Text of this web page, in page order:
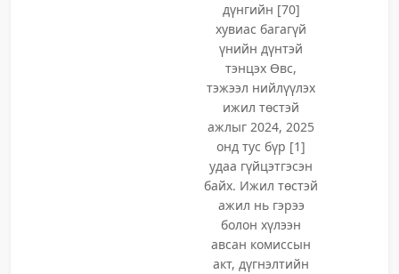
дүнгийн [70]
хувиас багагүй
үнийн дүнтэй
тэнцэх Өвс,
тэжээл нийлүүлэх
ижил төстэй
ажлыг 2024, 2025
онд тус бүр [1]
удаа гүйцэтгэсэн
байх. Ижил төстэй
ажил нь гэрээ
болон хүлээн
авсан комиссын
акт, дүгнэлтийн